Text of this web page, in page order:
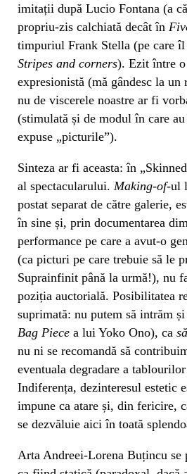
imitații după Lucio Fontana (a
propriu-zis calchiată decât în
timpuriul Frank Stella (pe care îl
Stripes and corners). Ezit între
expresionistă (mă gândesc la un
nu de viscerele noastre ar fi
(stimulată și de modul în care
expuse „picturile”).
Sinteza ar fi aceasta: în
al spectacularului. Making-of-ul
postat separat de către galerie,
în sine și, prin documentarea
performance pe care a avut-o
(ca picturi pe care trebuie să le
Suprainfinit până la urmă!), nu
poziția auctorială. Posibilitatea
suprimată: nu putem să intrăm
Bag Piece a lui Yoko Ono), ca
nu ni se recomandă să
eventuala degradare a
Indiferența, dezinteresul estetic
impune ca atare și, din fericire,
se dezvăluie aici în toată
Arta Andreei-Lorena Buțincu se